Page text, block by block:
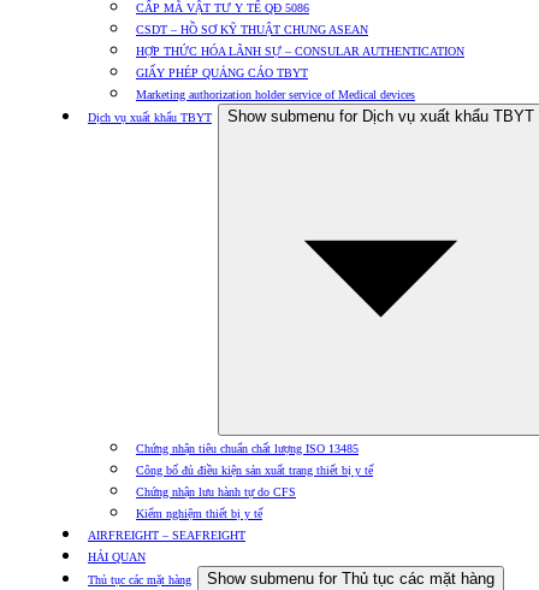
CẤP MÃ VẬT TƯ Y TẾ QĐ 5086
CSDT – HỒ SƠ KỸ THUẬT CHUNG ASEAN
HỢP THỨC HÓA LÃNH SỰ – CONSULAR AUTHENTICATION
GIẤY PHÉP QUẢNG CÁO TBYT
Marketing authorization holder service of Medical devices
Dịch vụ xuất khẩu TBYT
Show submenu for Dịch vụ xuất khẩu TBYT
Chứng nhận tiêu chuẩn chất lượng ISO 13485
Công bố đủ điều kiện sản xuất trang thiết bị y tế
Chứng nhận lưu hành tự do CFS
Kiểm nghiệm thiết bị y tế
AIRFREIGHT – SEAFREIGHT
HẢI QUAN
Thủ tục các mặt hàng
Show submenu for Thủ tục các mặt hàng